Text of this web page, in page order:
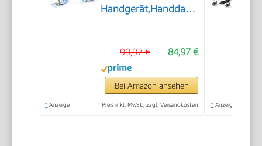
Handgerät,Handdampfreiniger
84,97 €
99,97 €
Bei Amazon ansehen
* Anzeige Preis inkl. MwSt., zzgl. Versandkosten * Anzeige